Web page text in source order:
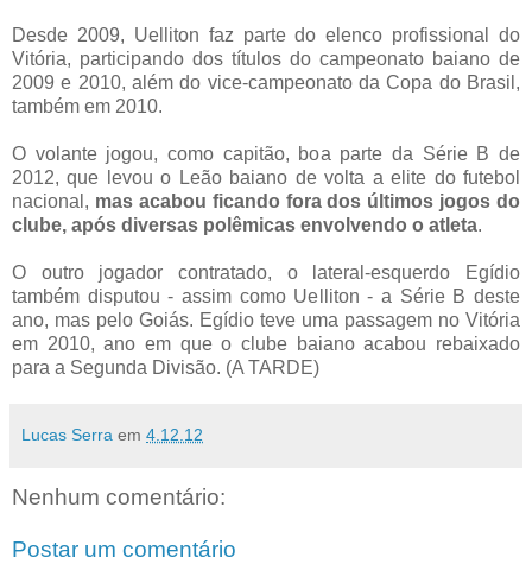
Desde 2009, Uelliton faz parte do elenco profissional do
Vitória, participando dos títulos do campeonato baiano de
2009 e 2010, além do vice-campeonato da Copa do Brasil,
também em 2010.
O volante jogou, como capitão, boa parte da Série B de
2012, que levou o Leão baiano de volta a elite do futebol
nacional, mas acabou ficando fora dos últimos jogos do
clube, após diversas polêmicas envolvendo o atleta.
O outro jogador contratado, o lateral-esquerdo Egídio
também disputou - assim como Uelliton - a Série B deste
ano, mas pelo Goiás. Egídio teve uma passagem no Vitória
em 2010, ano em que o clube baiano acabou rebaixado
para a Segunda Divisão. (A TARDE)
Lucas Serra em 4.12.12
Nenhum comentário:
Postar um comentário